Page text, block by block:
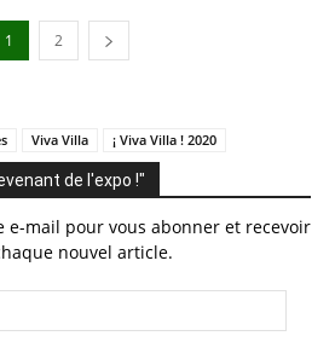
1 2
Viva Villa ¡ Viva Villa ! 2020
de l'expo !"
e-mail pour vous abonner et recevoir
nouvel article.